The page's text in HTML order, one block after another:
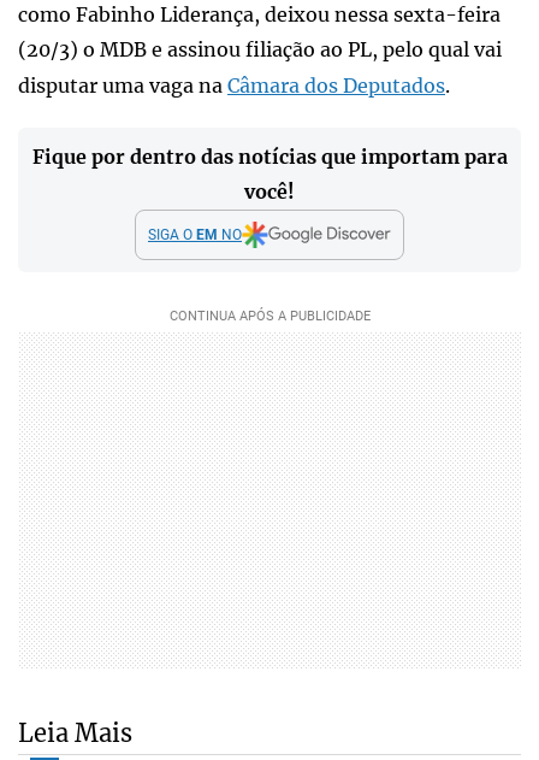
como Fabinho Liderança, deixou nessa sexta-feira
(20/3) o MDB e assinou filiação ao PL, pelo qual vai
disputar uma vaga na Câmara dos Deputados.
Fique por dentro das notícias que importam para
você!
SIGA O EM NO
Leia Mais